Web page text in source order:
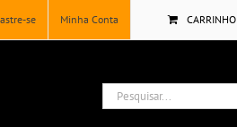
se Minha Conta CARRINHO
Buscar
resultados